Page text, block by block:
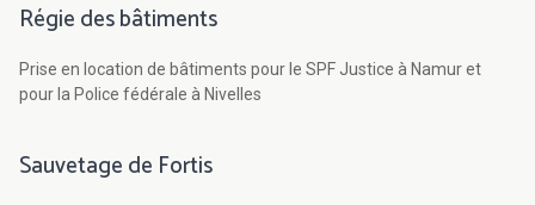
Régie des bâtiments
Prise en location de bâtiments pour le SPF Justice à Namur et
pour la Police fédérale à Nivelles
Sauvetage de Fortis